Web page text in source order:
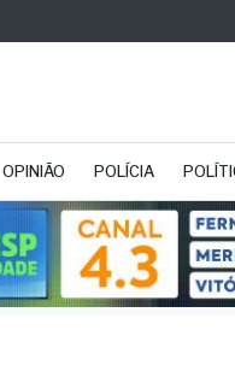
OPINIÃO POLÍCIA